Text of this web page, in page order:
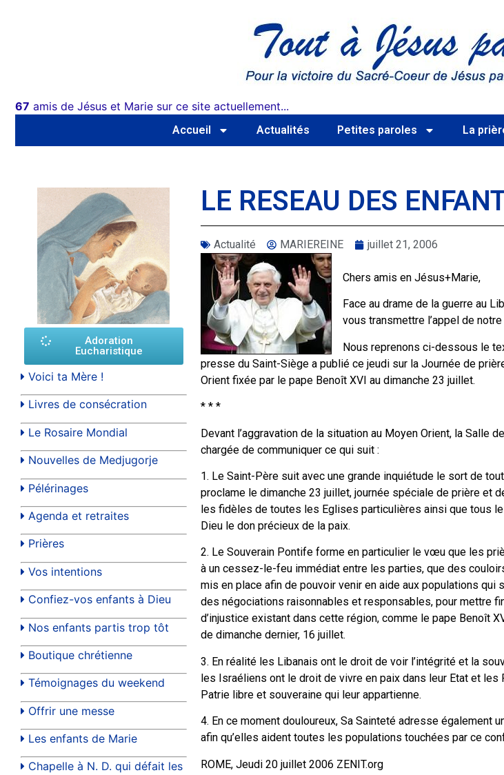
67 amis de Jésus et Marie sur ce site actuellement...
Accueil Actualités Petites paroles La
Adoration
Eucharistique
Voici ta Mère !
Livres de consécration
Le Rosaire Mondial
Nouvelles de Medjugorje
Pélérinages
Agenda et retraites
Prières
Vos intentions
Confiez-vos enfants à Dieu
Nos enfants partis trop tôt
Boutique chrétienne
Témoignages du weekend
Offrir une messe
Les enfants de Marie
Chapelle à N. D. qui défait les
LE RESEAU DES
Actualité MARIEREINE juillet 21, 2006
Chers amis en Jésus+Marie,
Face au drame de la guerre au
vous transmettre l’appel de
Nous reprenons ci-dessous le
presse du Saint-Siège a publié ce jeudi sur la Journée de
Orient fixée par le pape Benoît XVI au dimanche 23 juillet.
* * *
Devant l’aggravation de la situation au Moyen Orient, la Salle
chargée de communiquer ce qui suit :
1. Le Saint-Père suit avec une grande inquiétude le sort de
proclame le dimanche 23 juillet, journée spéciale de prière et
les fidèles de toutes les Eglises particulières ainsi que tous
Dieu le don précieux de la paix.
2. Le Souverain Pontife forme en particulier le vœu que les
à un cessez-le-feu immédiat entre les parties, que des
mis en place afin de pouvoir venir en aide aux populations qui
des négociations raisonnables et responsables, pour mettre
d’injustice existant dans cette région, comme le pape Benoît
de dimanche dernier, 16 juillet.
3. En réalité les Libanais ont le droit de voir l’intégrité et la
les Israéliens ont le droit de vivre en paix dans leur Etat et les
Patrie libre et souveraine qui leur appartienne.
4. En ce moment douloureux, Sa Sainteté adresse également
afin qu’elles aident toutes les populations touchées par ce
ROME, Jeudi 20 juillet 2006 ZENIT.org